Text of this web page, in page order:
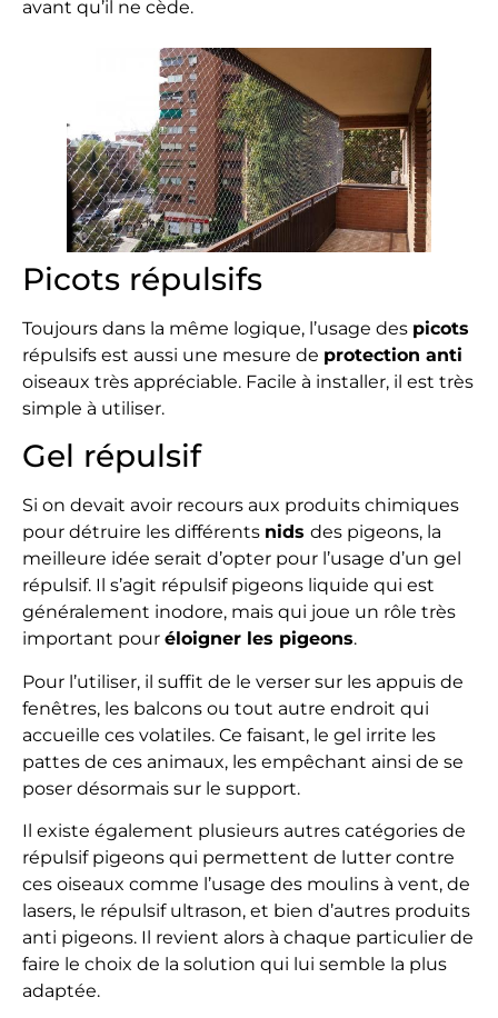
avant qu’il ne cède.
Picots répulsifs
Toujours dans la même logique, l’usage des picots
répulsifs est aussi une mesure de protection anti
oiseaux très appréciable. Facile à installer, il est très
simple à utiliser.
Gel répulsif
Si on devait avoir recours aux produits chimiques
pour détruire les différents nids des pigeons, la
meilleure idée serait d’opter pour l’usage d’un gel
répulsif. Il s’agit répulsif pigeons liquide qui est
généralement inodore, mais qui joue un rôle très
important pour éloigner les pigeons.
Pour l’utiliser, il suffit de le verser sur les appuis de
fenêtres, les balcons ou tout autre endroit qui
accueille ces volatiles. Ce faisant, le gel irrite les
pattes de ces animaux, les empêchant ainsi de se
poser désormais sur le support.
Il existe également plusieurs autres catégories de
répulsif pigeons qui permettent de lutter contre
ces oiseaux comme l’usage des moulins à vent, de
lasers, le répulsif ultrason, et bien d’autres produits
anti pigeons. Il revient alors à chaque particulier de
faire le choix de la solution qui lui semble la plus
adaptée.